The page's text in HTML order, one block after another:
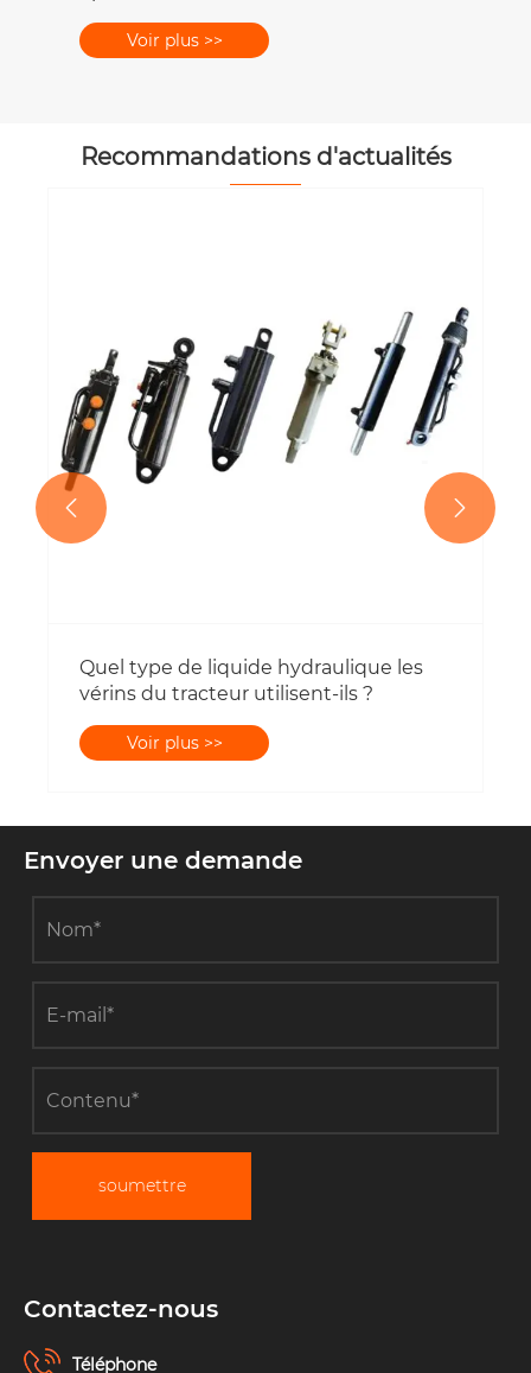
Voir plus >>
Recommandations d'actualités
Quel type de liquide hydraulique les
vérins du tracteur utilisent-ils ?
Voir plus >>
 
Envoyer une demande
soumettre
Contactez-nous
Téléphone